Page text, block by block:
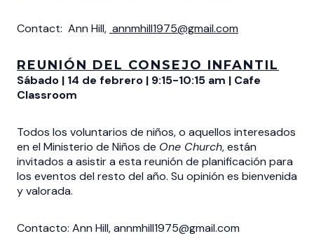
Contact: Ann Hill, annmhill1975@gmail.com
REUNIÓN DEL CONSEJO INFANTIL
Sábado | 14 de febrero | 9:15-10:15 am | Cafe
Classroom
Todos los voluntarios de niños, o aquellos interesados
en el Ministerio de Niños de One Church, están
invitados a asistir a esta reunión de planificación para
los eventos del resto del año. Su opinión es bienvenida
y valorada.
Contacto: Ann Hill, annmhill1975@gmail.com